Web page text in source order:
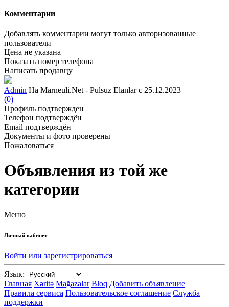
Комментарии
Добавлять комментарии могут только авторизованные
пользователи
Цена не указана
Показать номер телефона
Написать продавцу
Admin На Marneuli.Net - Pulsuz Elanlar с 25.12.2023
(0)
Профиль подтвержден
Телефон подтверждён
Email подтверждён
Документы и фото проверены
Пожаловаться
Объявления из той же
категории
Меню
Личный кабинет
Войти или зарегистрироваться
Язык:
Главная Xəritə Mağazalar Bloq Добавить объявление
Правила сервиса Пользовательское соглашение Служба
поддержки